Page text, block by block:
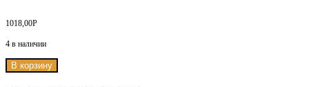
1018,00Р
4 в наличии
В корзину